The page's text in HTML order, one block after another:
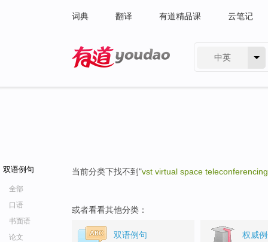
词典 翻译 有道精品课 云笔记
中英
双语例句
全部
口语
书面语
论文
当前分类下找不到"vst virtual space teleconferencing
或者看看其他分类：
双语例句 权威